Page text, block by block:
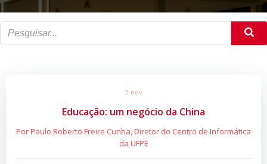
3 nov
Educação: um negócio da China
Por Paulo Roberto Freire Cunha, Diretor do Centro de Informática
da UFPE